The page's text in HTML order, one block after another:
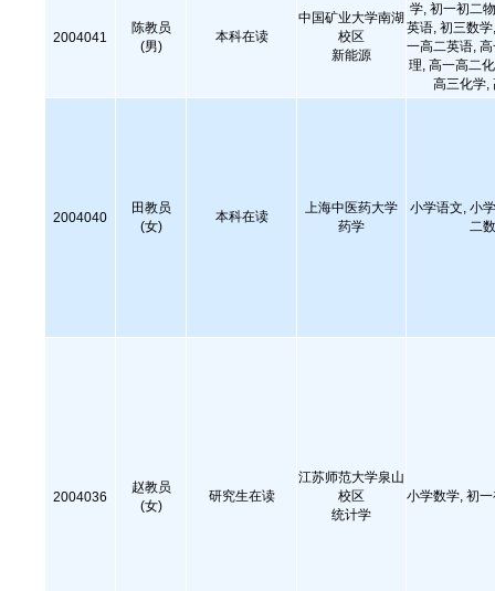
2004041
陈教员
(男)
本科在读
中国矿业大学南湖
校区
新能源
学, 初一初二
英语, 初三数
一高二英语,
理, 高一高二
高三化学,
2004040
田教员
(女)
本科在读
上海中医药大学
药学
小学语文, 小
二
2004036
赵教员
(女)
研究生在读
江苏师范大学泉山
校区
统计学
小学数学, 初